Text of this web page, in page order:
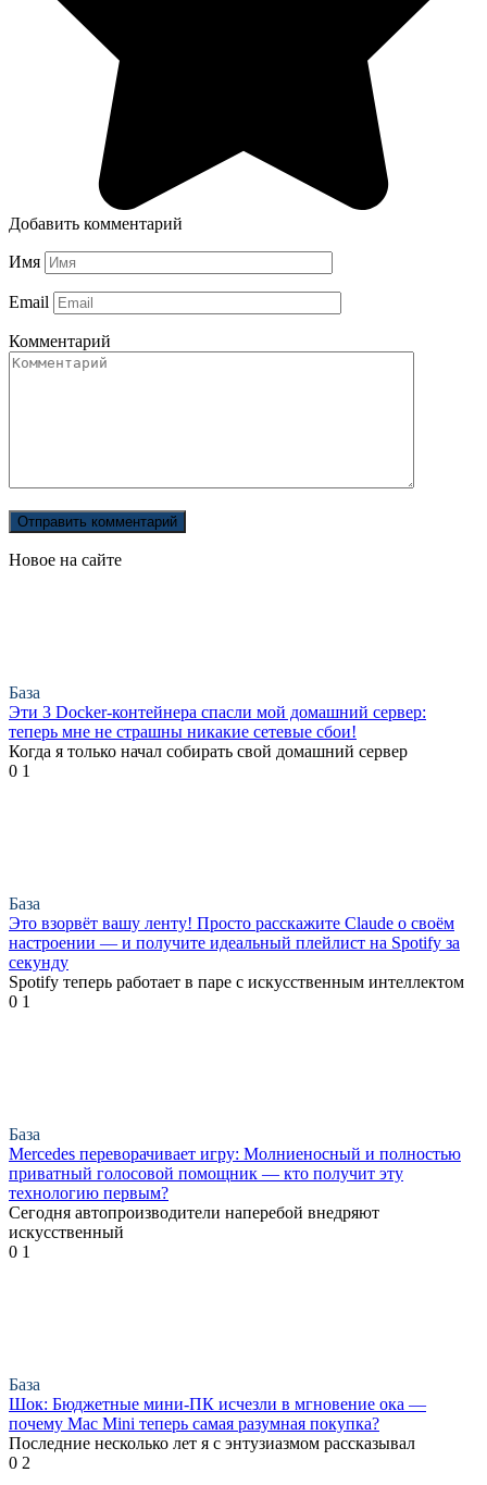
Добавить комментарий
Имя
Email
Комментарий
Новое на сайте
База
Эти 3 Docker-контейнера спасли мой домашний сервер:
теперь мне не страшны никакие сетевые сбои!
Когда я только начал собирать свой домашний сервер
0 1
База
Это взорвёт вашу ленту! Просто расскажите Claude о своём
настроении — и получите идеальный плейлист на Spotify за
секунду
Spotify теперь работает в паре с искусственным интеллектом
0 1
База
Mercedes переворачивает игру: Молниеносный и полностью
приватный голосовой помощник — кто получит эту
технологию первым?
Сегодня автопроизводители наперебой внедряют
искусственный
0 1
База
Шок: Бюджетные мини-ПК исчезли в мгновение ока —
почему Mac Mini теперь самая разумная покупка?
Последние несколько лет я с энтузиазмом рассказывал
0 2